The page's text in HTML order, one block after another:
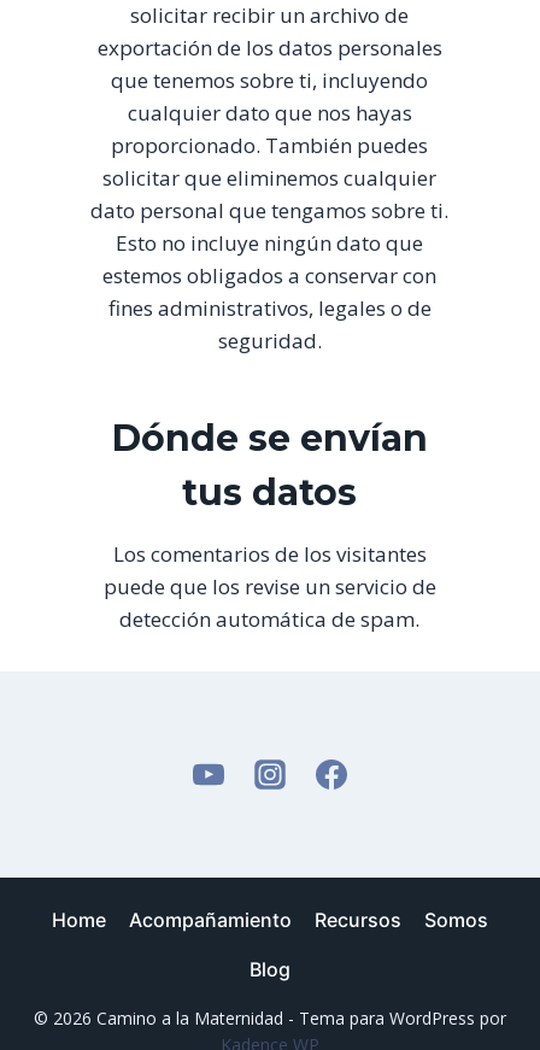
solicitar recibir un archivo de
exportación de los datos personales
que tenemos sobre ti, incluyendo
cualquier dato que nos hayas
proporcionado. También puedes
solicitar que eliminemos cualquier
dato personal que tengamos sobre ti.
Esto no incluye ningún dato que
estemos obligados a conservar con
fines administrativos, legales o de
seguridad.
Dónde se envían
tus datos
Los comentarios de los visitantes
puede que los revise un servicio de
detección automática de spam.
Home Acompañamiento Recursos Somos
Blog
© 2026 Camino a la Maternidad - Tema para WordPress por
Kadence WP